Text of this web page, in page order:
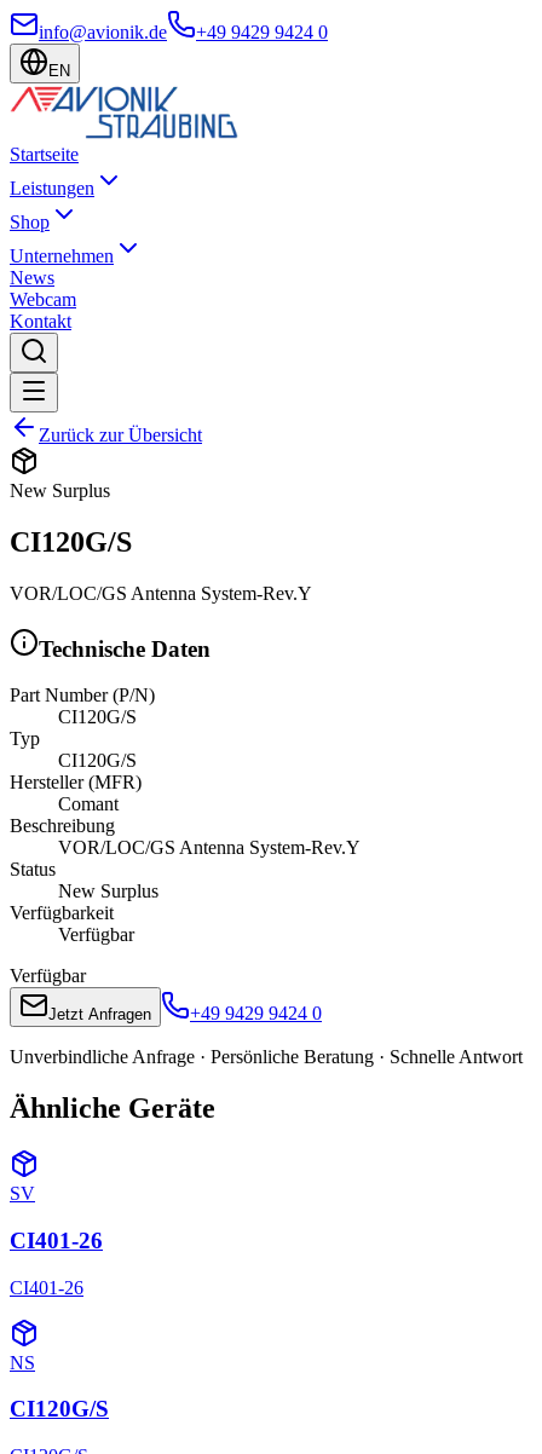
info@avionik.de +49 9429 9424 0
EN
Startseite
Leistungen
Shop
Unternehmen
News
Webcam
Kontakt
Zurück zur Übersicht
New Surplus
CI120G/S
VOR/LOC/GS Antenna System-Rev.Y
Technische Daten
Part Number (P/N)
CI120G/S
Typ
CI120G/S
Hersteller (MFR)
Comant
Beschreibung
VOR/LOC/GS Antenna System-Rev.Y
Status
New Surplus
Verfügbarkeit
Verfügbar
Verfügbar
Jetzt Anfragen +49 9429 9424 0
Unverbindliche Anfrage · Persönliche Beratung · Schnelle Antwort
Ähnliche Geräte
SV
CI401-26
CI401-26
NS
CI120G/S